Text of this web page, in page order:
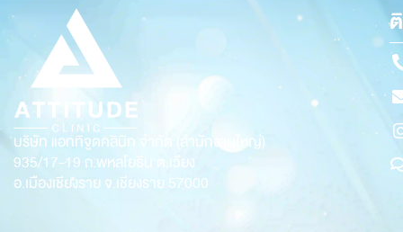
บริษัท แอททิจูดคลินิก จำกัด (สำนักงานใหญ่)
935/17-19 ถ.พหลโยธิน ต.เวียง
อ.เมืองเชียงราย จ.เชียงราย 57000